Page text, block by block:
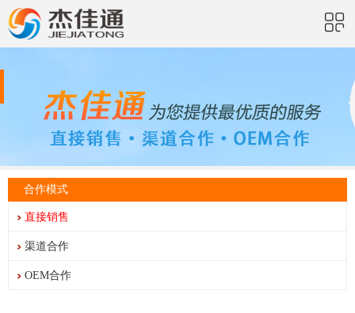
合作模式
直接销售
渠道合作
OEM合作